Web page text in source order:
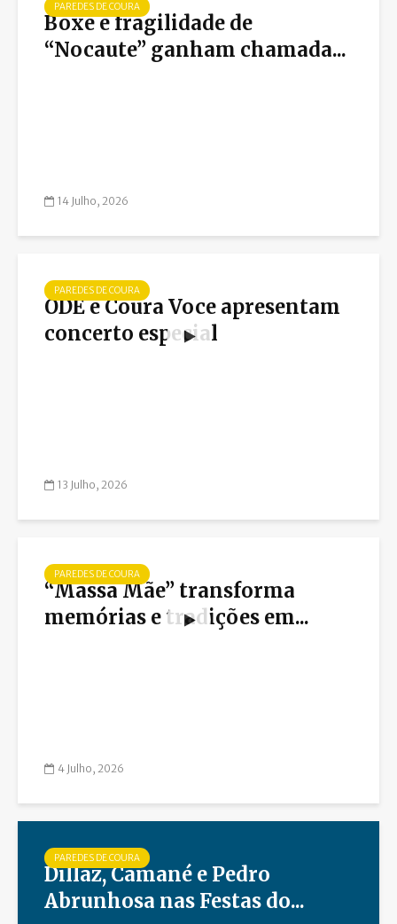
PAREDES DE COURA
Boxe e fragilidade de
“Nocaute” ganham chamada...
14 Julho, 2026
PAREDES DE COURA
ODE e Coura Voce apresentam
concerto especial
13 Julho, 2026
PAREDES DE COURA
“Massa Mãe” transforma
memórias e tradições em...
4 Julho, 2026
PAREDES DE COURA
Dillaz, Camané e Pedro
Abrunhosa nas Festas do...